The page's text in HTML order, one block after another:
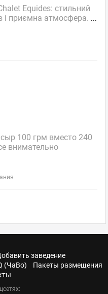
Equides: стильний
і приємна атмосфера. ...
100 грм вместо 240
внимательно
заведение
(ЧаВо)
Пакеты размещения